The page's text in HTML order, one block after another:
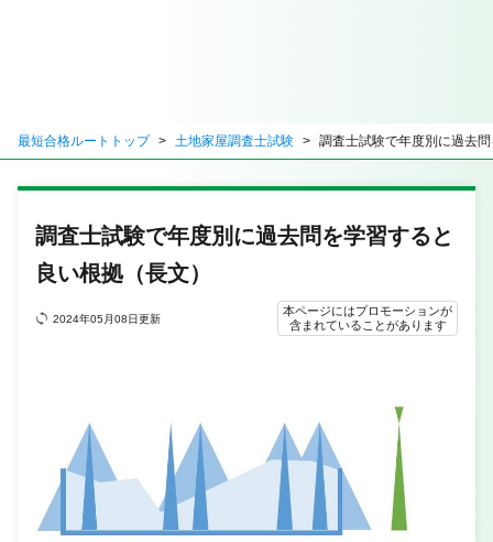
最短合格ルートトップ 土地家屋調査士試験 調査士試験で年度別に過去
調査士試験で年度別に過去問を学習すると
良い根拠（長文）
2024年05月08日更新
本ページにはプロモーションが
含まれていることがあります